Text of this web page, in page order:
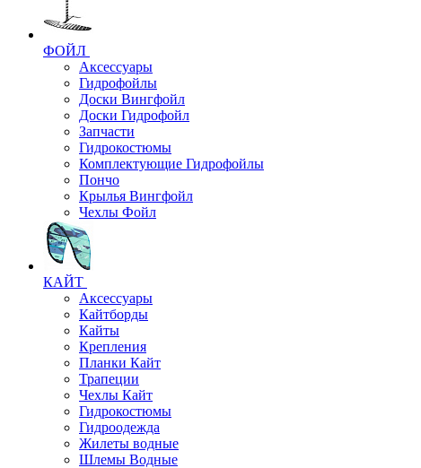
ФОЙЛ
Аксессуары
Гидрофойлы
Доски Вингфойл
Доски Гидрофойл
Запчасти
Гидрокостюмы
Комплектующие Гидрофойлы
Пончо
Крылья Вингфойл
Чехлы Фойл
КАЙТ
Аксессуары
Кайтборды
Кайты
Крепления
Планки Кайт
Трапеции
Чехлы Кайт
Гидрокостюмы
Гидроодежда
Жилеты водные
Шлемы Водные